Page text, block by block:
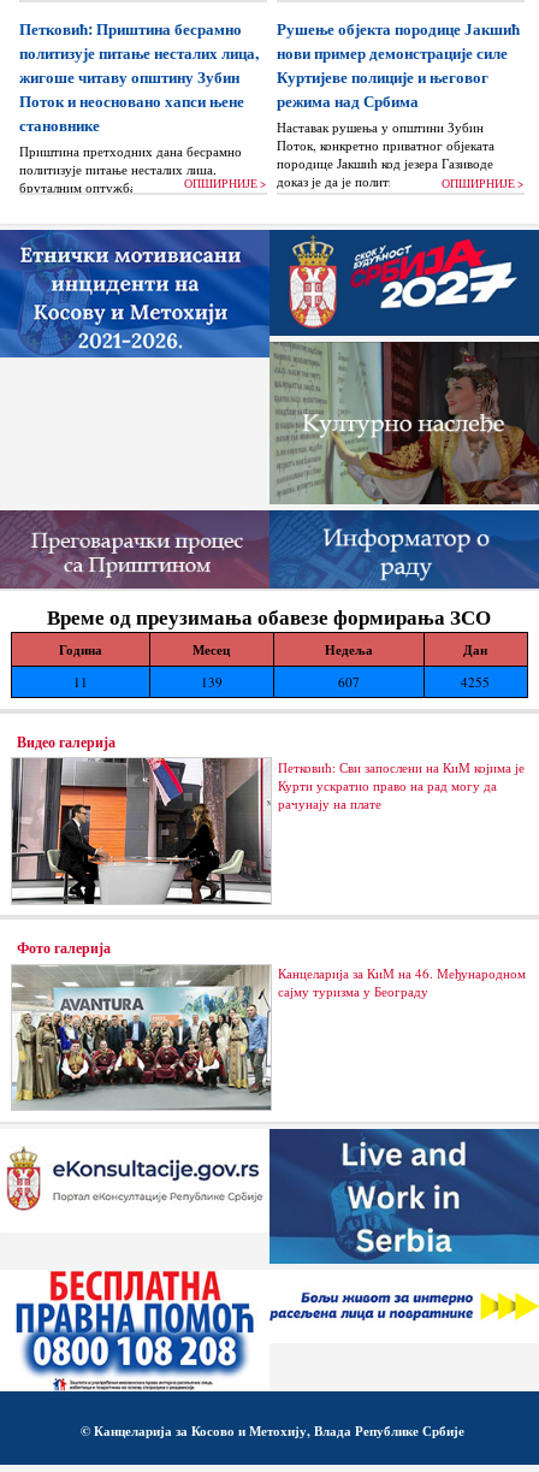
Петковић: Приштина бесрамно
политизује питање несталих лица,
жигоше читаву општину Зубин
Поток и неосновано хапси њене
становнике
Приштина претходних дана бесрамно
политизује питање несталих лица,
бруталним оптужбама на рачун Београда
жигоше...
ОПШИРНИЈЕ >
Рушење објекта породице Јакшић
нови пример демонстрације силе
Куртијеве полиције и његовог
режима над Србима
Наставак рушења у општини Зубин
Поток, конкретно приватног објеката
породице Јакшић код језера Газиводе
доказ је да је политика Аљбина Куртија...
ОПШИРНИЈЕ >
Време од преузимања обавезе формирања ЗСО
Година Месец Недеља Дан
11 139 607 4255
Видео галерија
Петковић: Сви запослени на КиМ којима је
Курти ускратио право на рад могу да
рачунају на плате
Фото галерија
Канцеларија за КиМ на 46. Међународном
сајму туризма у Београду
© Канцеларија за Косово и Метохију, Влада Републике Србије